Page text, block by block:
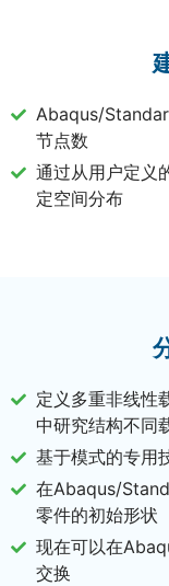
Abaqus/
节点数
通过从用户定义
定空间分布
定义多重非线性
中研究结构不同
基于模式的专用
在Abaqus/
零件的初始形状
现在可以在
交换